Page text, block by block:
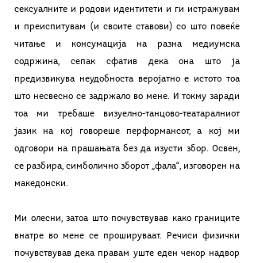
сексуалните и родови идентитети и ги истражувам
и преиспитувам (и своите ставови) со што повеќе
читање и консумација на разна медиумска
содржина, сепак сфатив дека она што ја
предизвикува неудобноста веројатно е истото тоа
што несвесно се задржало во мене. И токму заради
тоа ми требаше визуелно-танцово-театаралниот
јазик на кој говореше перформансот, а кој ми
одговори на прашањата без да изусти збор. Освен,
се разбира, симболично зборот „фала“, изговорен на
македонски.
Ми олесни, затоа што почувствував како границите
внатре во мене се прошируваат. Речиси физички
почувствував дека правам уште еден чекор надвор